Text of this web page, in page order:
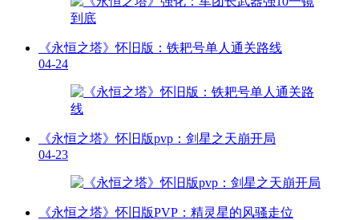
《永恒之塔》怀旧版：铁耙号单人通关路线
04-24
《永恒之塔》怀旧版pvp：剑星之天崩开局
04-23
《永恒之塔》怀旧版PVP：精灵星的风骚走位